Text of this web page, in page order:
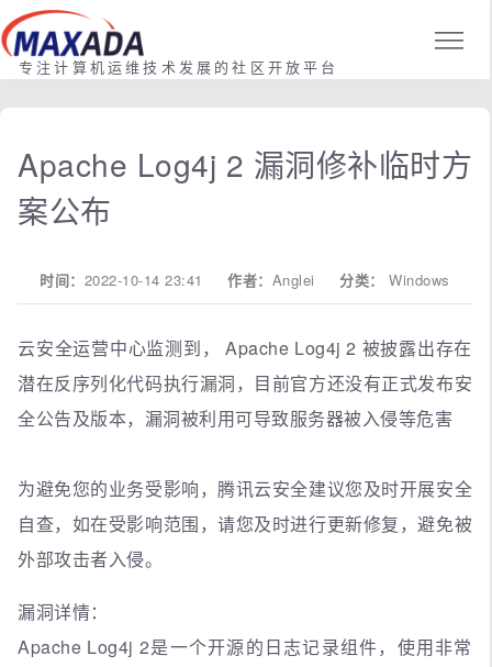
专注计算机运维技术发展的社区开放平台
Apache Log4j 2 漏洞修补临时方
案公布
时间： 2022-10-14 23:41作者： Anglei 分类： Windows
云安全运营中心监测到， Apache Log4j 2 被披露出存在
潜在反序列化代码执行漏洞，目前官方还没有正式发布安
全公告及版本，漏洞被利用可导致服务器被入侵等危害
为避免您的业务受影响，腾讯云安全建议您及时开展安全
自查，如在受影响范围，请您及时进行更新修复，避免被
外部攻击者入侵。
漏洞详情：
Apache Log4j 2是一个开源的日志记录组件，使用非常